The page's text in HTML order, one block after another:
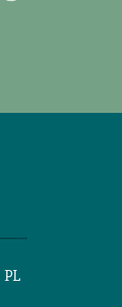
PL